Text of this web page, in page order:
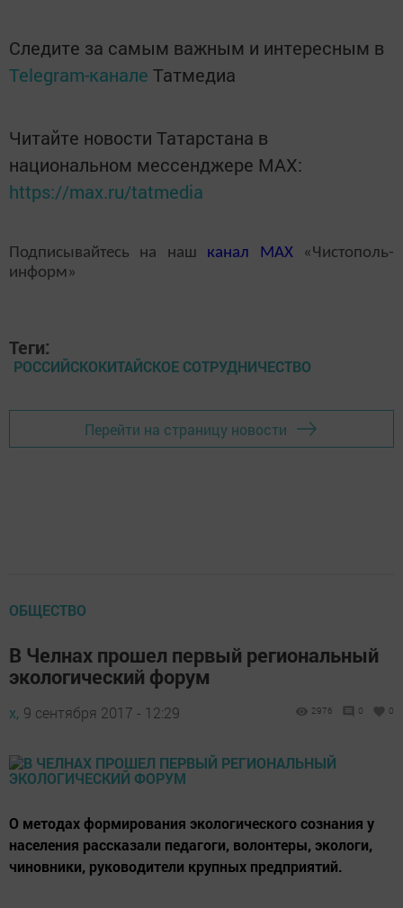
Следите за самым важным и интересным в
Telegram-канале Татмедиа
Читайте новости Татарстана в
национальном мессенджере MАХ:
https://max.ru/tatmedia
Подписывайтесь на наш канал MAX«Чистополь-
информ»
Теги:
РОССИЙСКОКИТАЙСКОЕ СОТРУДНИЧЕСТВО
Перейти на страницу новости
ОБЩЕСТВО
В Челнах прошел первый региональный
экологический форум
х, 9 сентября 2017 - 12:29 2976 0 0
О методах формирования экологического сознания у
населения рассказали педагоги, волонтеры, экологи,
чиновники, руководители крупных предприятий.